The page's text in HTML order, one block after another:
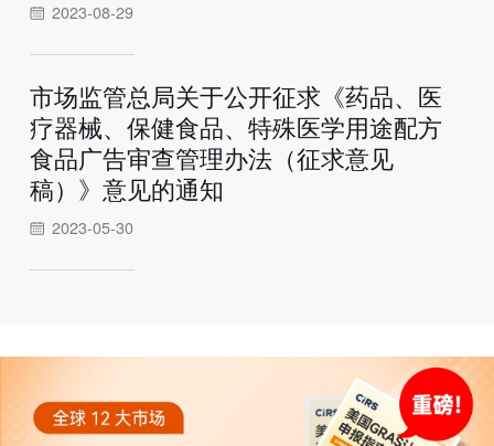
2023-08-29
市场监管总局关于公开征求《药品、医
疗器械、保健食品、特殊医学用途配方
食品广告审查管理办法（征求意见
稿）》意见的通知
2023-05-30